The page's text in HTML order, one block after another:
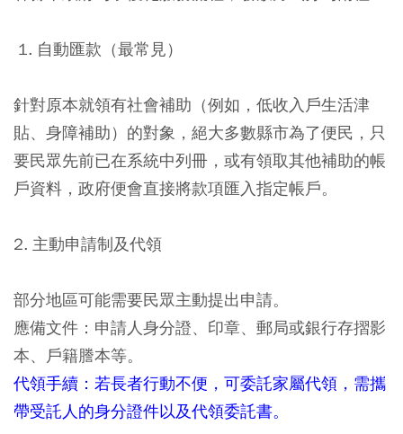
1. 自動匯款（最常見）
針對原本就領有社會補助（例如，低收入戶生活津
貼、身障補助）的對象，絕大多數縣市為了便民，只
要民眾先前已在系統中列冊，或有領取其他補助的帳
戶資料，政府便會直接將款項匯入指定帳戶。
2. 主動申請制及代領
部分地區可能需要民眾主動提出申請。
應備文件：申請人身分證、印章、郵局或銀行存摺影
本、戶籍謄本等。
代領手續：若長者行動不便，可委託家屬代領，需攜
帶受託人的身分證件以及代領委託書。